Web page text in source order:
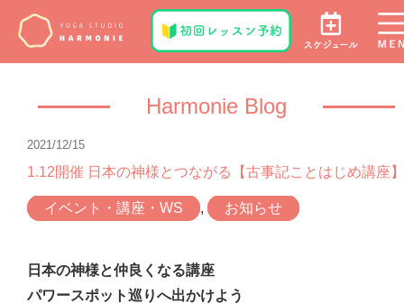
Harmonie Blog
2021/12/15
1.12開催 日本の神様とつながる【古事記ことはじめ講座】
イベント・講座・WS , お知らせ
日本の神様と仲良くなる講座
パワースポット巡りへ出かけよう